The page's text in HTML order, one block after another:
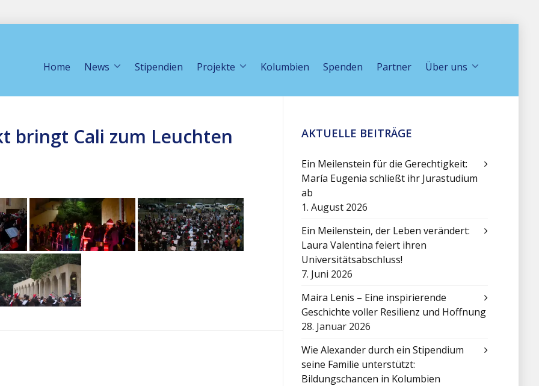
Home News Stipendien Projekte Kolumbien Spenden Partner Über uns
bringt Cali zum Leuchten AKTUELLE BEITRÄGE
Ein Meilenstein für die Gerechtigkeit:
María Eugenia schließt ihr Jurastudium
ab
1. August 2026
Ein Meilenstein, der Leben verändert:
Laura Valentina feiert ihren
Universitätsabschluss!
7. Juni 2026
Maira Lenis – Eine inspirierende
Geschichte voller Resilienz und Hoffnung
28. Januar 2026
Wie Alexander durch ein Stipendium
seine Familie unterstützt:
Bildungschancen in Kolumbien